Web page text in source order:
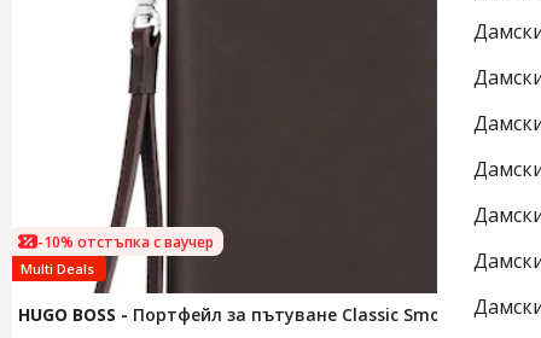
-10% отстъпка с ваучер
Multi Deals
HUGO BOSS - Портфейл за пътуване Classic Smooth, кафяв